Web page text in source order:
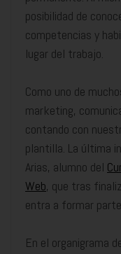
posibilidad de
competencias y
lugar del trabajo.
Como uno de
marketing,
contando con
plantilla. La última
Arias, alumno del
Web, que tras
entra a formar
En el organigrama